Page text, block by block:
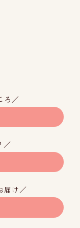
ろ／
／
届け／